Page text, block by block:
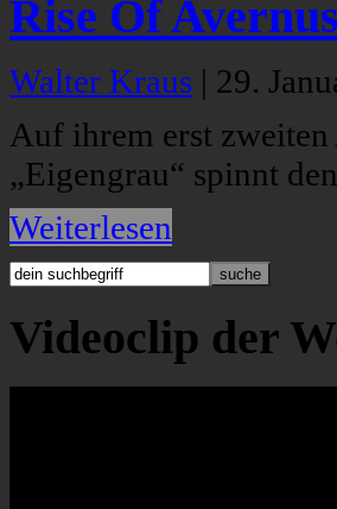
Rise Of
Walter Kraus | 29.
Auf ihrem erst
„Eigengrau“ spinnt
Weiterlesen
Videoclip der